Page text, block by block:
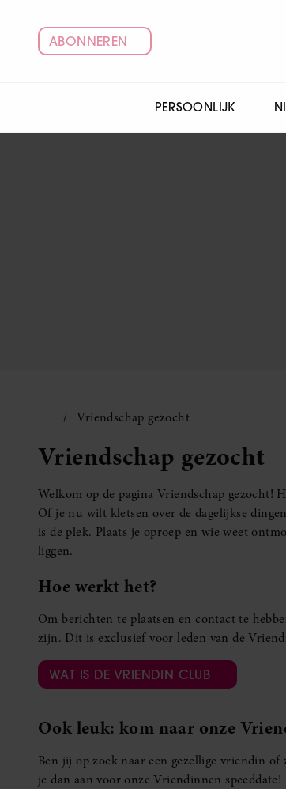
ABONNEREN
PERSOONLIJK
Vriendschap gezocht
Vriendschap gezocht
Welkom op de pagina Vriendschap
Of je nu wilt kletsen over de dagelijkse
is de plek. Plaats je oproep en wie weet
liggen.
Hoe werkt het?
Om berichten te plaatsen en contact te
zijn. Dit is exclusief voor leden van de
WAT IS DE VRIENDIN CLUB
Ook leuk: kom naar onze
Ben jij op zoek naar een gezellige vriendin
je dan aan voor onze Vriendinnen